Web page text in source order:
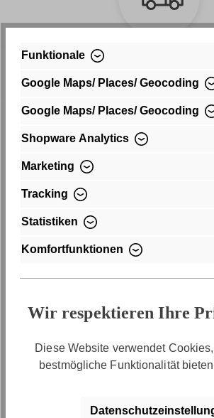
Schneller
Deutschlands
Funktionale
Google Maps/ Places/ Geocoding
Google Maps/ Places/ Geocoding
Shopware Analytics
Marketing
Tracking
Statistiken
Komfortfunktionen
Wir respektieren Ihre
Diese Website verwendet
bestmögliche Funktionalität